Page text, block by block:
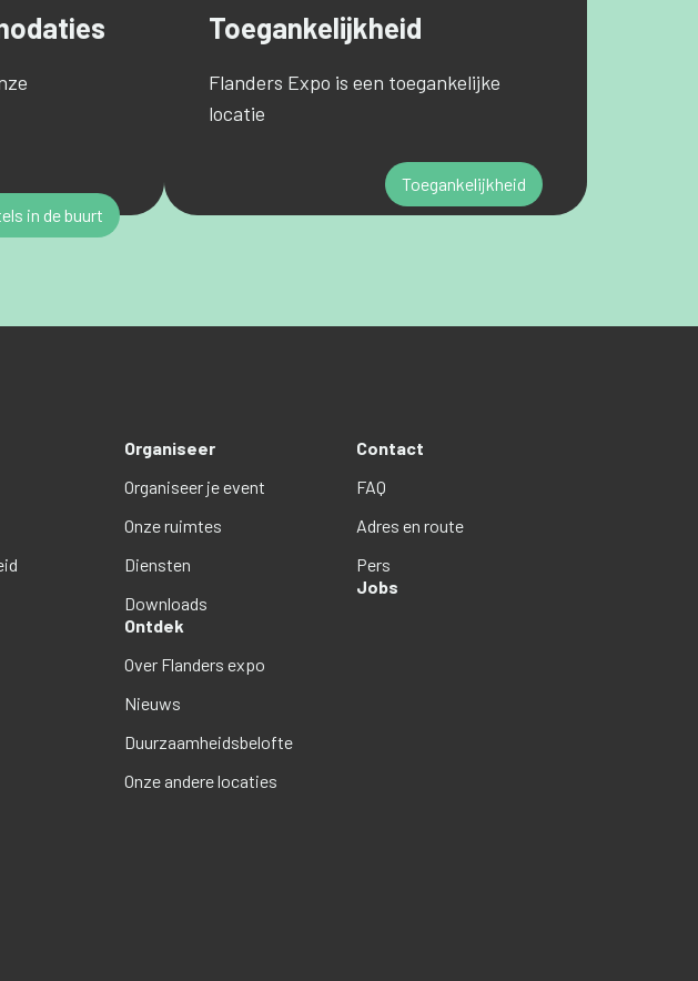
in de buurt
Toegankelijkheid
Flanders Expo is een toegankelijke
locatie
Toegankelijkheid
Organiseer
Organiseer je event
Onze ruimtes
Diensten
Downloads
Ontdek
Over Flanders expo
Nieuws
Duurzaamheidsbelofte
Onze andere locaties
Contact
FAQ
Adres en route
Pers
Jobs